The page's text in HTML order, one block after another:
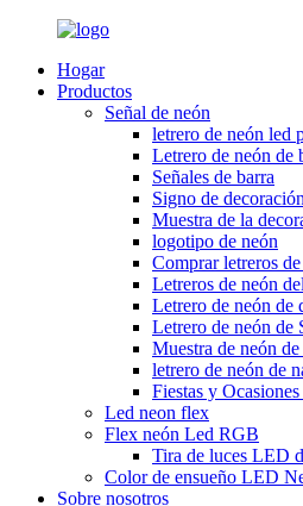
Hogar
Productos
Señal de neón
letrero de neón led
Letrero de neón de
Señales de barra
Signo de
Muestra de la
logotipo de neón
Comprar letreros
Letreros de neón
Letrero de neón de
Letrero de neón de
Muestra de neón
letrero de neón de
Fiestas y
Led neon flex
Flex neón Led RGB
Tira de luces LED
Color de ensueño LED
Sobre nosotros